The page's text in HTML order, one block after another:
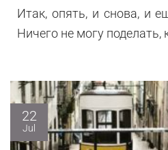
Итак, опять, и снова, и
Ничего не могу поделать,
22
Jul